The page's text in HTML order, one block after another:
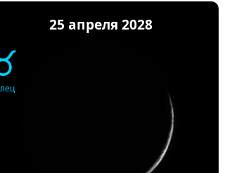
25 апреля 2028